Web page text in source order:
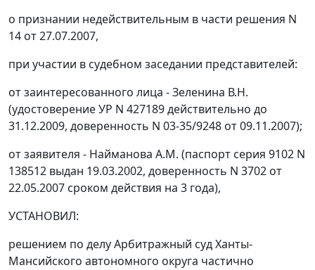
о признании недействительным в части решения N
14 от 27.07.2007,
при участии в судебном заседании представителей:
от заинтересованного лица - Зеленина В.Н.
(удостоверение УР N 427189 действительно до
31.12.2009, доверенность N 03-35/9248 от 09.11.2007);
от заявителя - Найманова А.М. (паспорт серия 9102 N
138512 выдан 19.03.2002, доверенность N 3702 от
22.05.2007 сроком действия на 3 года),
УСТАНОВИЛ:
решением по делу Арбитражный суд Ханты-
Мансийского автономного округа частично